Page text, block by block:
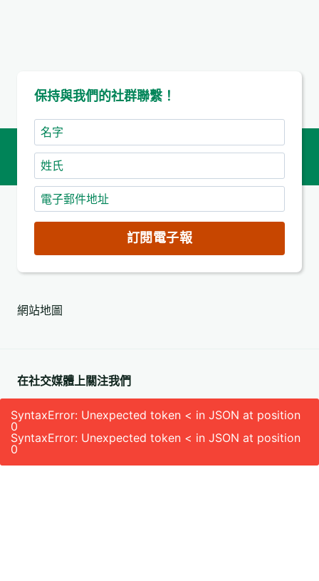
保持與我們的社群聯繫！
名
字
姓
氏
電
子
件
地
(必
訂閱電子報
網站地圖
在社交媒體上關注我們
SyntaxError: Unexpected token < in JSON at position
0
SyntaxError: Unexpected token < in JSON at position
0